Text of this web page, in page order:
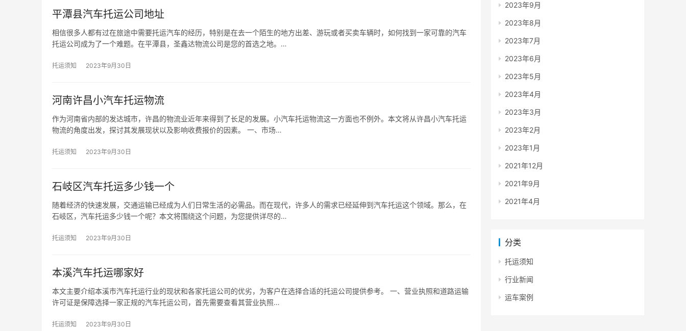
平潭县汽车托运公司地址
相信很多人都有过在旅途中需要托运汽车的经历，特别是在去一个陌生的地方出差、游玩或者买卖车辆时，如何找到一家可靠的汽车
托运公司成为了一个难题。在平潭县，圣鑫达物流公司是您的首选之地。…
托运须知 2023年9月30日
河南许昌小汽车托运物流
作为河南省内部的发达城市，许昌的物流业近年来得到了长足的发展。小汽车托运物流这一方面也不例外。本文将从许昌小汽车托运
物流的角度出发，探讨其发展现状以及影响收费报价的因素。 一、市场…
托运须知 2023年9月30日
石岐区汽车托运多少钱一个
随着经济的快速发展，交通运输已经成为人们日常生活的必需品。而在现代，许多人的需求已经延伸到汽车托运这个领域。那么，在
石岐区，汽车托运多少钱一个呢？本文将围绕这个问题，为您提供详尽的…
托运须知 2023年9月30日
本溪汽车托运哪家好
本文主要介绍本溪市汽车托运行业的现状和各家托运公司的优劣，为客户在选择合适的托运公司提供参考。 一、营业执照和道路运输
许可证是保障选择一家正规的汽车托运公司，首先需要查看其营业执照…
托运须知 2023年9月30日
2023年9月
2023年8月
2023年7月
2023年6月
2023年5月
2023年4月
2023年3月
2023年2月
2023年1月
2021年12月
2021年9月
2021年4月
分类
托运须知
行业新闻
运车案例